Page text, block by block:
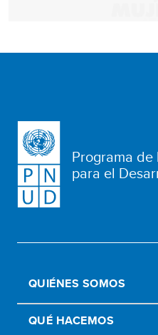
Programa
para el
QUIÉNES SOMOS
QUÉ HACEMOS